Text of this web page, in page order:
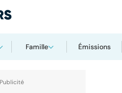
Famille Émissions
de l'enfant